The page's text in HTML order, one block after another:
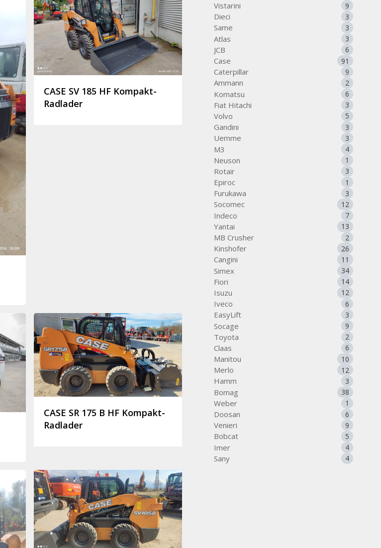
CASE SV 185 HF Kompakt-
Radlader
CASE SR 175 B HF Kompakt-
Radlader
Vistarini 9
Dieci 3
Same 3
Atlas 3
JCB 6
Case 91
Caterpillar 9
Ammann 2
Komatsu 6
Fiat Hitachi 3
Volvo 5
Gandini 3
Uemme 3
M3 4
Neuson 1
Rotair 3
Epiroc 1
Furukawa 3
Socomec 12
Indeco 7
Yantai 13
MB Crusher 2
Kinshofer 26
Cangini 11
Simex 34
Fiori 14
Isuzu 12
Iveco 6
EasyLift 3
Socage 9
Toyota 2
Claas 6
Manitou 10
Merlo 12
Hamm 3
Bomag 38
Weber 1
Doosan 6
Venieri 9
Bobcat 5
Imer 4
Sany 4